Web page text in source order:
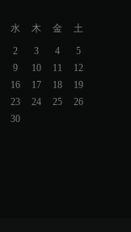
水 木 金
土
2 3 4
5
9 10 11
12
16 17 18
19
23 24 25
26
30